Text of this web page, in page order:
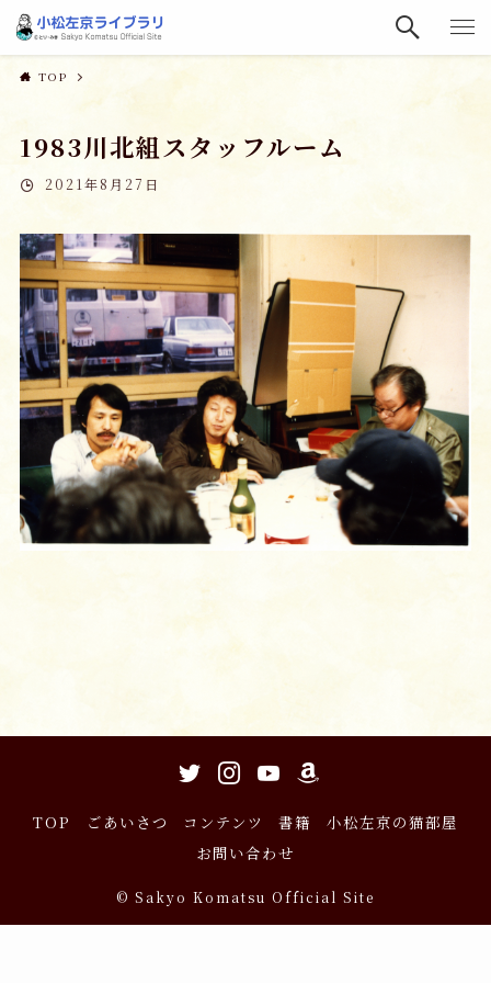
TOP
1983川北組スタッフルーム
2021年8月27日
TOP ごあいさつ コンテンツ 書籍
小松左京の猫部屋
お問い合わせ
© Sakyo Komatsu Official Site